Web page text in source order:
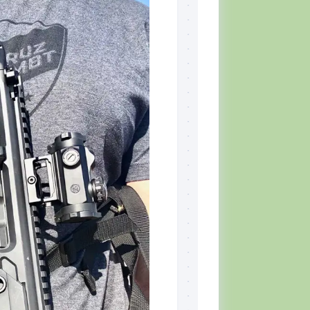
Skill
Set,
por
Tiger
McKee
El
Momento
del
Combatiente
Lectura
recomendada
Defensa
Personal
Ejercicios
Situación
Táctica
Topografía
CQB